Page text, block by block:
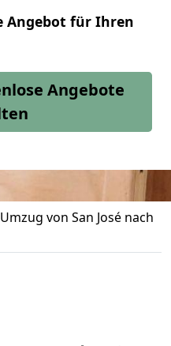
Angebot für Ihren
Angebote
Umzug von San José nach